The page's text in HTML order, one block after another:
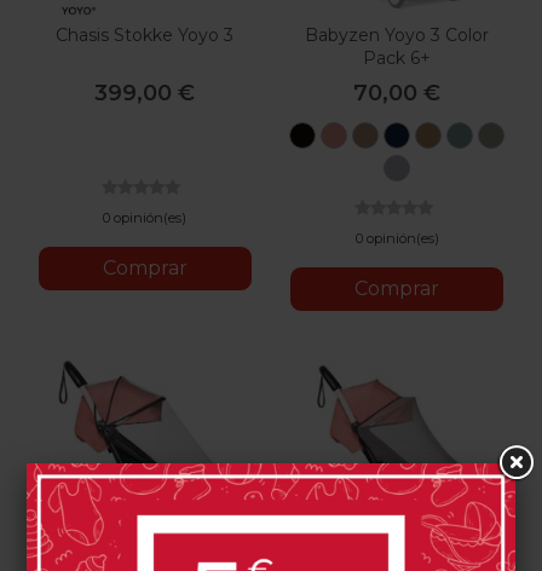
Chasis Stokke Yoyo 3
399,00 €
0 opinión(es)
Comprar
Babyzen Yoyo 3 Color
Pack 6+
70,00 €
BlackGingerTaupe
Air
Toffee
Aqua
0 opinión(es)
Comprar